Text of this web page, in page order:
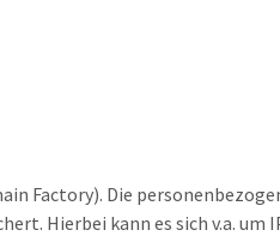
Factory). Die
Hierbei kann es sich v.a. um